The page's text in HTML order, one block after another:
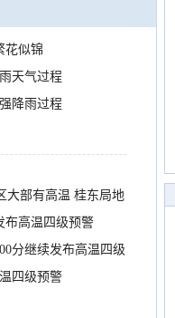
花似锦
天气过程
降雨过程
大部有高温 桂东局地
布高温四级预警
分继续发布高温四级
四级预警